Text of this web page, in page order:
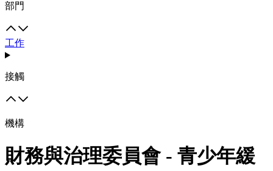
部門
工作
接觸
機構
財務與治理委員會 - 青少年緩